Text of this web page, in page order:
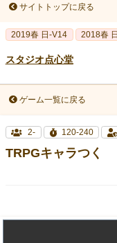
サイトトップに戻る
2019春 日-V14 2018春
スタジオ点心堂
ゲーム一覧に戻る
2- 120-240
TRPGキャラつく